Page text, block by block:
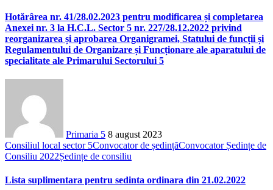
Hotărârea nr. 41/28.02.2023 pentru modificarea și completarea
Anexei nr. 3 la H.C.L. Sector 5 nr. 227/28.12.2022 privind
reorganizarea și aprobarea Organigramei, Statului de funcții și
Regulamentului de Organizare și Funcționare ale aparatului de
specialitate ale Primarului Sectorului 5
Primaria 5 8 august 2023
Consiliul local sector 5Convocator de ședințăConvocator Ședințe de
Consiliu 2022Ședințe de consiliu
Lista suplimentara pentru sedinta ordinara din 21.02.2022